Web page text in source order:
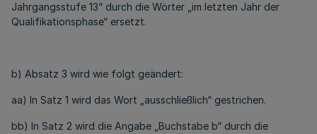
Jahrgangsstufe 13“ durch die Wörter „im letzten Jahr der
Qualifikationsphase“ ersetzt.
b) Absatz 3 wird wie folgt geändert:
aa) In Satz 1 wird das Wort „ausschließlich“ gestrichen.
bb) In Satz 2 wird die Angabe „Buchstabe b“ durch die